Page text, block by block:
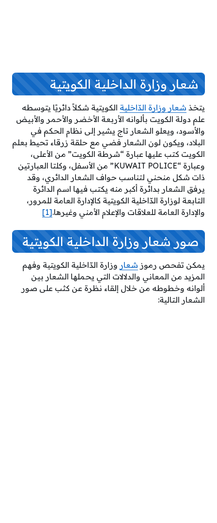
شعار وزارة الداخلية الكويتية
يتخذ شعار وزارة الدّاخلية الكويتية شكلاً دائريًا يتوسطه
علم دولة الكويت بألوانه الأربعة الأخضر والأحمر والأبيض
والأسود، ويعلو الشعار تاج يشير إلى نظام الحكم في
البلاد، ويكون لون الشعار فضي مع حلقة زرقاء تحيط بعلم
الكويت كتب عليها عبارة “شرطة الكويت” من الأعلى،
وعبارة “KUWAIT POLICE” من الأسفل، وكلتا العبارتين
ذات شكل منحني لتناسب حواف الشعار الدائري، وقد
يرفق الشعار بدائرة أكبر منه يكتب فيها اسم الدائرة
التابعة لوزارة الدّاخلية الكويتية كالإدارة العامة للمرور،
والإدارة العامة للعلاقات والإعلام الأمني وغيرها.[1]
صور شعار وزارة الداخلية الكويتية
يمكن تفحص رموز شعار وزارة الدّاخلية الكويتية وفهم
المزيد من المعاني والدلالات التي يحملها الشعار بين
ألوانه وخطوطه من خلال إلقاء نظرة عن كثب على صور
الشعار التالية: